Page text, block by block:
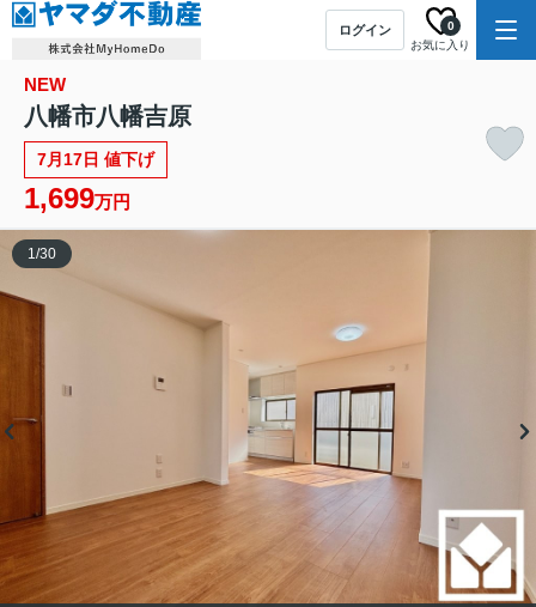
ログイン
お気に入り
0
NEW
八幡市八幡吉原
7月17日 値下げ
1,699万円
1/30